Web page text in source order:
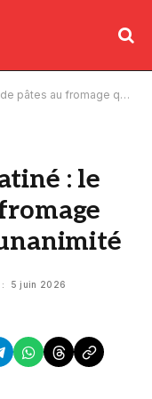
qui fait toujours l’unanimité
: le
5 juin 2026